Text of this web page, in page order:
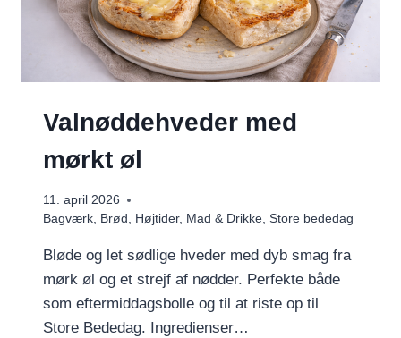
Valnøddehveder med
mørkt øl
11. april 2026
Bagværk, Brød , Højtider, Mad & Drikke, Store bededag
Bløde og let sødlige hveder med dyb smag fra
mørk øl og et strejf af nødder. Perfekte både
som eftermiddagsbolle og til at riste op til
Store Bededag. Ingredienser…